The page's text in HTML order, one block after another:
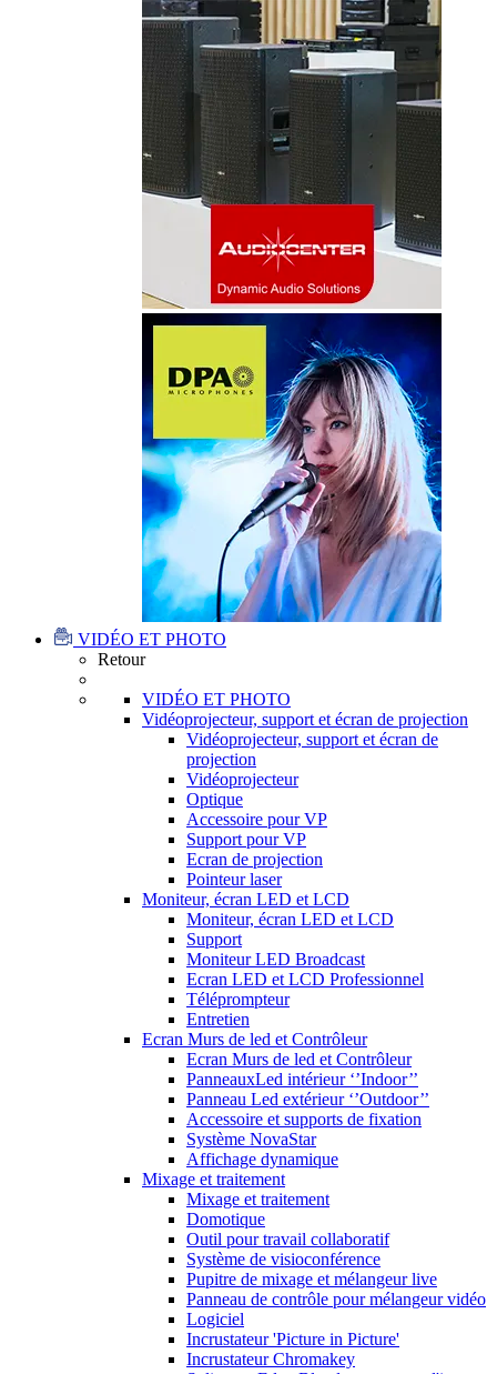
VIDÉO ET PHOTO
Retour
VIDÉO ET PHOTO
Vidéoprojecteur, support et écran de projection
Vidéoprojecteur, support et écran de
projection
Vidéoprojecteur
Optique
Accessoire pour VP
Support pour VP
Ecran de projection
Pointeur laser
Moniteur, écran LED et LCD
Moniteur, écran LED et LCD
Support
Moniteur LED Broadcast
Ecran LED et LCD Professionnel
Téléprompteur
Entretien
Ecran Murs de led et Contrôleur
Ecran Murs de led et Contrôleur
PanneauxLed intérieur ‘’Indoor’’
Panneau Led extérieur ‘’Outdoor’’
Accessoire et supports de fixation
Système NovaStar
Affichage dynamique
Mixage et traitement
Mixage et traitement
Domotique
Outil pour travail collaboratif
Système de visioconférence
Pupitre de mixage et mélangeur live
Panneau de contrôle pour mélangeur vidéo
Logiciel
Incrustateur 'Picture in Picture'
Incrustateur Chromakey